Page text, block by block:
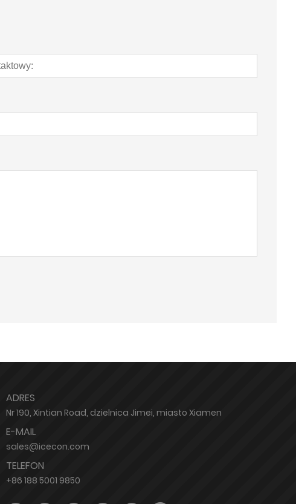
ADRES
Nr 190, Xintian Road, dzielnica Jimei, miasto Xiamen
E-MAIL
sales@icecon.com
TELEFON
+86 188 5001 9850